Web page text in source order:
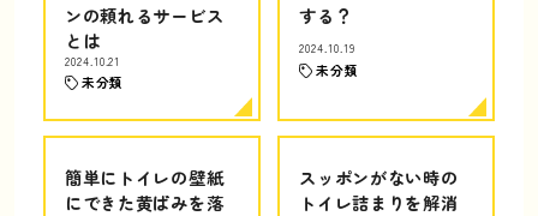
ンの頼れるサービス
とは
2024.10.21
未分類
する？
2024.10.19
未分類
簡単にトイレの壁紙
にできた黄ばみを落
スッポンがない時の
トイレ詰まりを解消